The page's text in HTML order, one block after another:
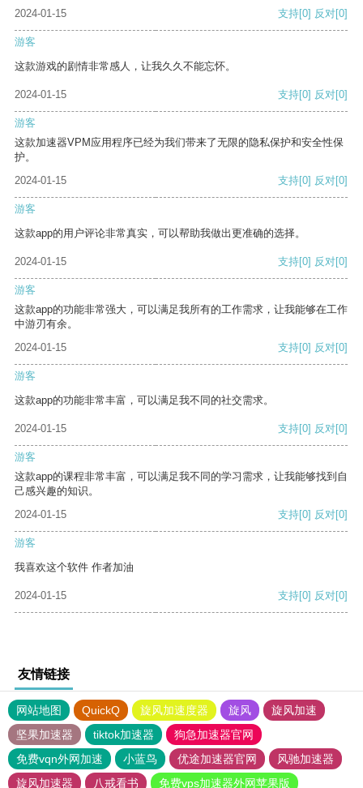
2024-01-15
支持[0] 反对[0]
游客
这款游戏的剧情非常感人，让我久久不能忘怀。
2024-01-15 支持[0] 反对[0]
游客
这款加速器VPM应用程序已经为我们带来了无限的隐私保护和安全性保
护。
2024-01-15
支持[0] 反对[0]
游客
这款app的用户评论非常真实，可以帮助我做出更准确的选择。
2024-01-15 支持[0] 反对[0]
游客
这款app的功能非常强大，可以满足我所有的工作需求，让我能够在工作
中游刃有余。
2024-01-15
支持[0] 反对[0]
游客
这款app的功能非常丰富，可以满足我不同的社交需求。
2024-01-15 支持[0] 反对[0]
游客
这款app的课程非常丰富，可以满足我不同的学习需求，让我能够找到自
己感兴趣的知识。
2024-01-15
支持[0] 反对[0]
游客
我喜欢这个软件 作者加油
2024-01-15 支持[0] 反对[0]
友情链接
网站地图 QuickQ 旋风加速度器 旋风
旋风加速
坚果加速器
tiktok加速器
狗急加速器官网
免费vqn外网加速
小蓝鸟 优途加速器官网
风驰加速器
旋风加速器
八戒看书 免费vps加速器外网苹果版